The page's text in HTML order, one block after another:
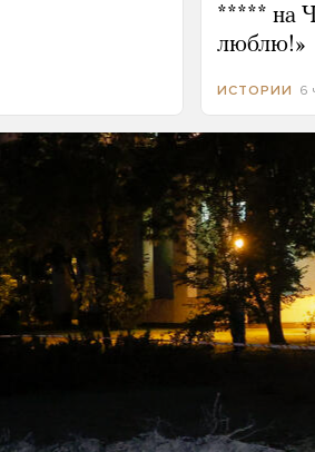
***** на
люблю!»
ИСТОРИИ 6